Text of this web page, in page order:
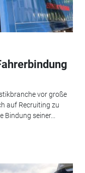
vor große
auf Recruiting zu
seiner...